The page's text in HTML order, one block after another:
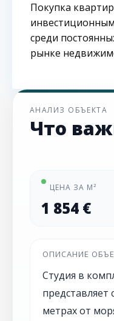
Покупка
среди
рынке
АНАЛИЗ ОБЪЕКТА
Что
ЦЕНА ЗА М²
1 854 €
ОПИСАНИЕ
Студия в
метрах от